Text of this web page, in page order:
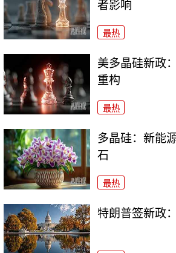
者影响
最热
美多晶硅新政
重构
最热
多晶硅：新能
石
最热
特朗普签新政